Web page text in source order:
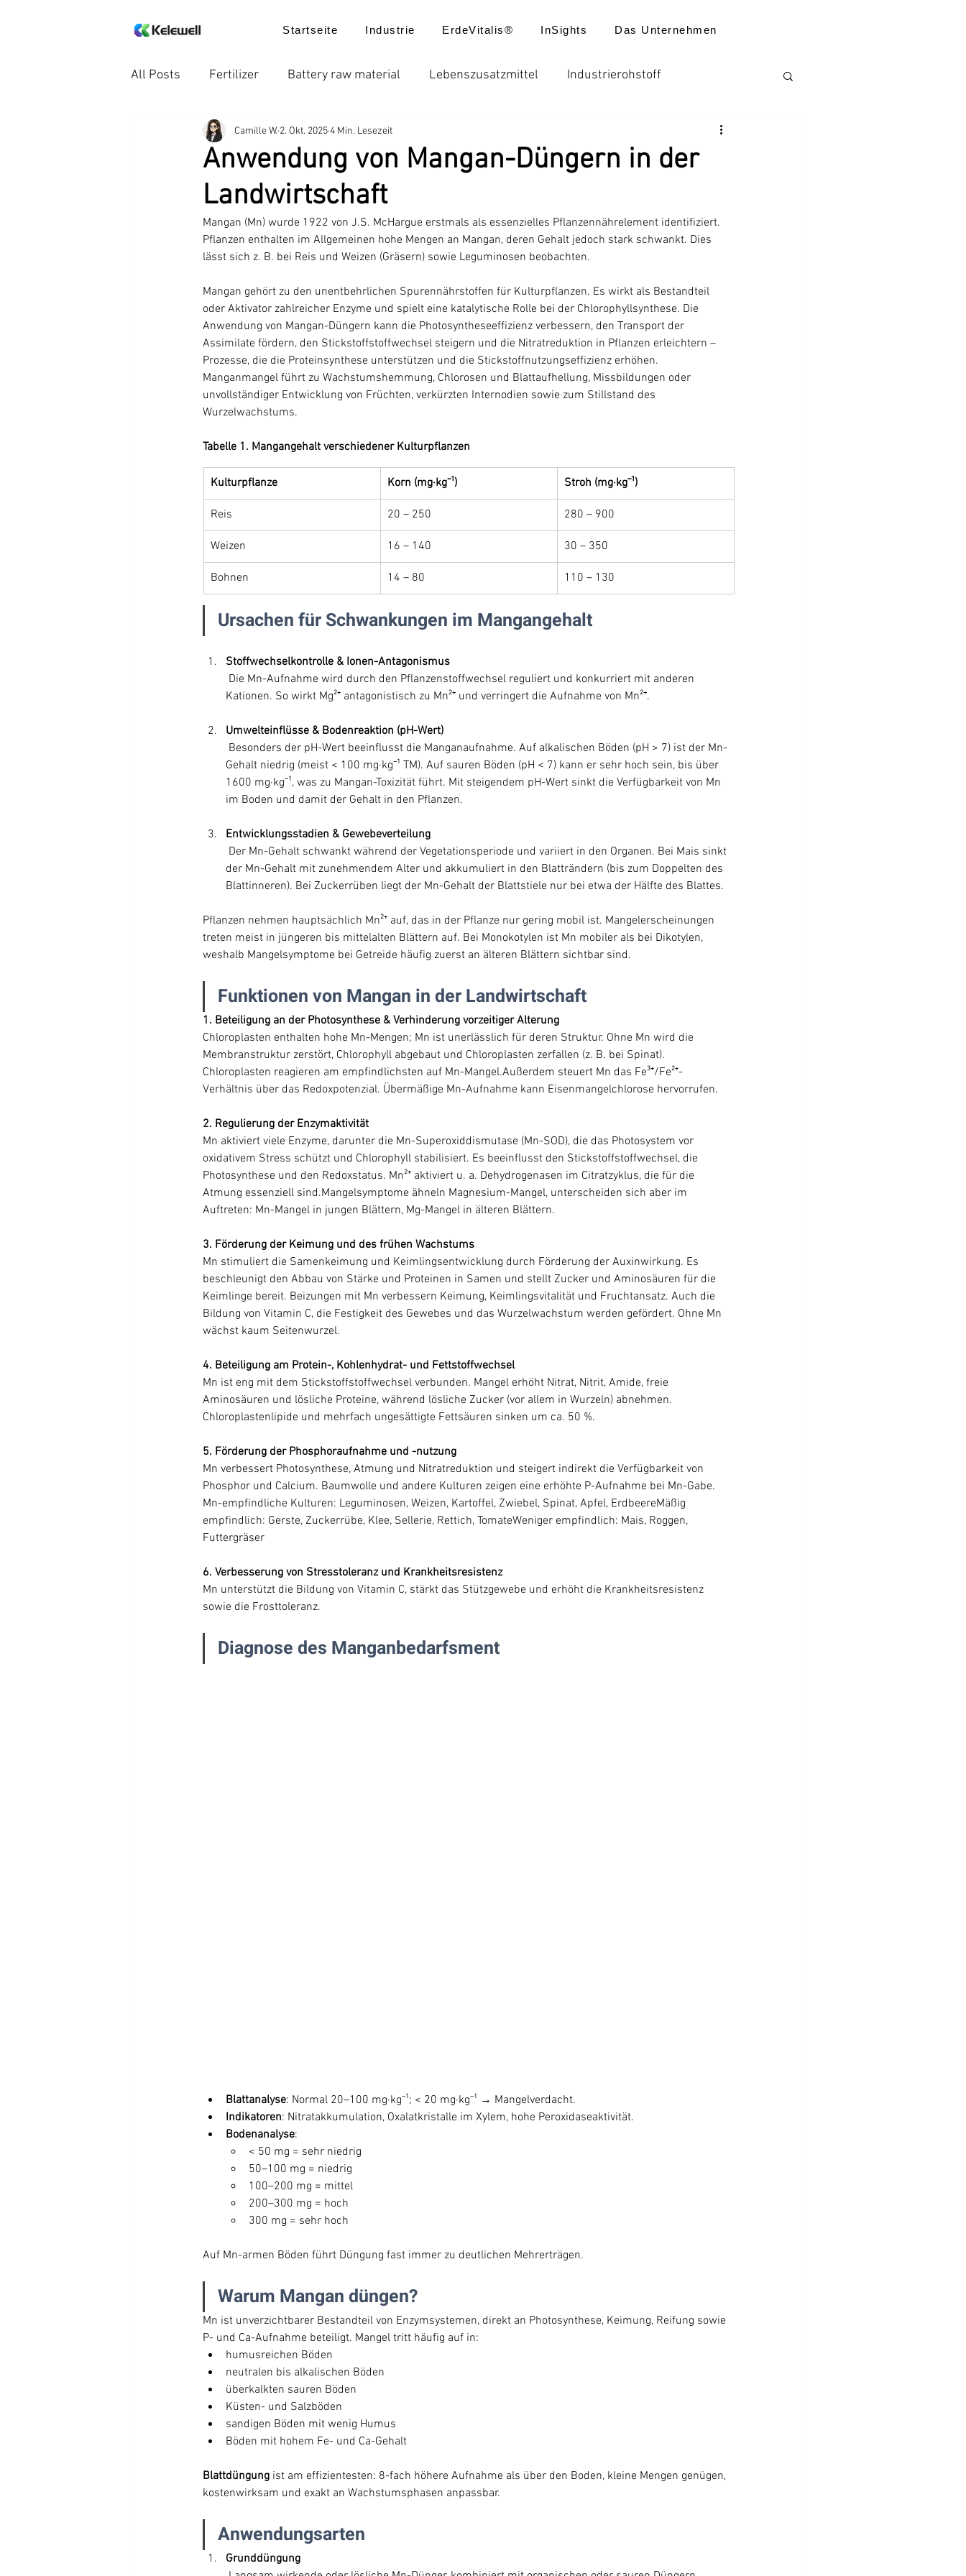
Startseite Industrie ErdeVitalis® InSights Das Unternehmen
All Posts Fertilizer Battery raw material Lebenszusatzmittel Industrierohstoff
Internationale Handelsregelungen Düngemittel
Lebensmittelzusatzstoffe
Trends in der Industrie Preisentwicklung Produktanwendungen Neuigkeiten zum Unternehmen
ErdeVitalis ErdeVitalis
Anwendung von Mangan-Düngern in der
Landwirtschaft
Camille W. 2. Okt. 20254 Min. Lesezeit
Mangan (Mn) wurde 1922 von J.S. McHargue erstmals als essenzielles Pflanzennährelement identifiziert.
Pflanzen enthalten im Allgemeinen hohe Mengen an Mangan, deren Gehalt jedoch stark schwankt. Dies
lässt sich z. B. bei Reis und Weizen (Gräsern) sowie Leguminosen beobachten.
Mangan gehört zu den unentbehrlichen Spurennährstoffen für Kulturpflanzen. Es wirkt als Bestandteil
oder Aktivator zahlreicher Enzyme und spielt eine katalytische Rolle bei der Chlorophyllsynthese. Die
Anwendung von Mangan-Düngern kann die Photosyntheseeffizienz verbessern, den Transport der
Assimilate fördern, den Stickstoffstoffwechsel steigern und die Nitratreduktion in Pflanzen erleichtern –
Prozesse, die die Proteinsynthese unterstützen und die Stickstoffnutzungseffizienz erhöhen.
Manganmangel führt zu Wachstumshemmung, Chlorosen und Blattaufhellung, Missbildungen oder
unvollständiger Entwicklung von Früchten, verkürzten Internodien sowie zum Stillstand des
Wurzelwachstums.
Tabelle 1. Mangangehalt verschiedener Kulturpflanzen
Kulturpflanze Korn (mg·kg⁻¹) Stroh (mg·kg⁻¹)
Reis 20 – 250 280 – 900
Weizen 16 – 140 30 – 350
Bohnen 14 – 80 110 – 130
Ursachen für Schwankungen im Mangangehalt
Stoffwechselkontrolle & Ionen-Antagonismus
Kationen. So wirkt Mg²⁺ antagonistisch zu Mn²⁺ und verringert die Aufnahme von Mn²⁺.
Umwelteinflüsse & Bodenreaktion (pH-Wert)
Gehalt niedrig (meist < 100 mg·kg⁻¹ TM). Auf sauren Böden (pH < 7) kann er sehr hoch sein, bis über
1600 mg·kg⁻¹, was zu Mangan-Toxizität führt. Mit steigendem pH-Wert sinkt die Verfügbarkeit von Mn
im Boden und damit der Gehalt in den Pflanzen.
Entwicklungsstadien & Gewebeverteilung
der Mn-Gehalt mit zunehmendem Alter und akkumuliert in den Blatträndern (bis zum Doppelten des
Blattinneren). Bei Zuckerrüben liegt der Mn-Gehalt der Blattstiele nur bei etwa der Hälfte des Blattes.
Pflanzen nehmen hauptsächlich Mn²⁺ auf, das in der Pflanze nur gering mobil ist. Mangelerscheinungen
treten meist in jüngeren bis mittelalten Blättern auf. Bei Monokotylen ist Mn mobiler als bei Dikotylen,
weshalb Mangelsymptome bei Getreide häufig zuerst an älteren Blättern sichtbar sind.
Funktionen von Mangan in der Landwirtschaft
1. Beteiligung an der Photosynthese & Verhinderung vorzeitiger Alterung
Chloroplasten enthalten hohe Mn-Mengen; Mn ist unerlässlich für deren Struktur. Ohne Mn wird die
Membranstruktur zerstört, Chlorophyll abgebaut und Chloroplasten zerfallen (z. B. bei Spinat).
Chloroplasten reagieren am empfindlichsten auf Mn-Mangel.Außerdem steuert Mn das Fe³⁺/Fe²⁺-
Verhältnis über das Redoxpotenzial. Übermäßige Mn-Aufnahme kann Eisenmangelchlorose hervorrufen.
2. Regulierung der Enzymaktivität
Mn aktiviert viele Enzyme, darunter die Mn-Superoxiddismutase (Mn-SOD), die das Photosystem vor
oxidativem Stress schützt und Chlorophyll stabilisiert. Es beeinflusst den Stickstoffstoffwechsel, die
Photosynthese und den Redoxstatus. Mn²⁺ aktiviert u. a. Dehydrogenasen im Citratzyklus, die für die
Atmung essenziell sind.Mangelsymptome ähneln Magnesium-Mangel, unterscheiden sich aber im
Auftreten: Mn-Mangel in jungen Blättern, Mg-Mangel in älteren Blättern.
3. Förderung der Keimung und des frühen Wachstums
Mn stimuliert die Samenkeimung und Keimlingsentwicklung durch Förderung der Auxinwirkung. Es
beschleunigt den Abbau von Stärke und Proteinen in Samen und stellt Zucker und Aminosäuren für die
Keimlinge bereit. Beizungen mit Mn verbessern Keimung, Keimlingsvitalität und Fruchtansatz. Auch die
Bildung von Vitamin C, die Festigkeit des Gewebes und das Wurzelwachstum werden gefördert. Ohne Mn
wächst kaum Seitenwurzel.
4. Beteiligung am Protein-, Kohlenhydrat- und Fettstoffwechsel
Mn ist eng mit dem Stickstoffstoffwechsel verbunden. Mangel erhöht Nitrat, Nitrit, Amide, freie
Aminosäuren und lösliche Proteine, während lösliche Zucker (vor allem in Wurzeln) abnehmen.
Chloroplastenlipide und mehrfach ungesättigte Fettsäuren sinken um ca. 50 %.
5. Förderung der Phosphoraufnahme und -nutzung
Mn verbessert Photosynthese, Atmung und Nitratreduktion und steigert indirekt die Verfügbarkeit von
Phosphor und Calcium. Baumwolle und andere Kulturen zeigen eine erhöhte P-Aufnahme bei Mn-Gabe.
Mn-empfindliche Kulturen: Leguminosen, Weizen, Kartoffel, Zwiebel, Spinat, Apfel, ErdbeereMäßig
empfindlich: Gerste, Zuckerrübe, Klee, Sellerie, Rettich, TomateWeniger empfindlich: Mais, Roggen,
Futtergräser
6. Verbesserung von Stresstoleranz und Krankheitsresistenz
Mn unterstützt die Bildung von Vitamin C, stärkt das Stützgewebe und erhöht die Krankheitsresistenz
sowie die Frosttoleranz.
Diagnose des Manganbedarfsment
Blattanalyse: Normal 20–100 mg·kg⁻¹; < 20 mg·kg⁻¹ → Mangelverdacht.
Indikatoren: Nitratakkumulation, Oxalatkristalle im Xylem, hohe Peroxidaseaktivität.
Bodenanalyse:
< 50 mg = sehr niedrig
50–100 mg = niedrig
100–200 mg = mittel
200–300 mg = hoch
300 mg = sehr hoch
Auf Mn-armen Böden führt Düngung fast immer zu deutlichen Mehrerträgen.
Warum Mangan düngen?
Mn ist unverzichtbarer Bestandteil von Enzymsystemen, direkt an Photosynthese, Keimung, Reifung sowie
P- und Ca-Aufnahme beteiligt. Mangel tritt häufig auf in:
humusreichen Böden
neutralen bis alkalischen Böden
überkalkten sauren Böden
Küsten- und Salzböden
sandigen Böden mit wenig Humus
Böden mit hohem Fe- und Ca-Gehalt
Blattdüngung ist am effizientesten: 8-fach höhere Aufnahme als über den Boden, kleine Mengen genügen,
kostenwirksam und exakt an Wachstumsphasen anpassbar.
Anwendungsarten
Grunddüngung